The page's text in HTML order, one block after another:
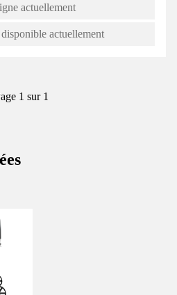
actuellement
actuellement
1 sur 1